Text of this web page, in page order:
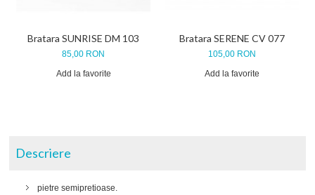
Bratara SUNRISE DM 103
85,00 RON
Add la favorite
Bratara SERENE CV 077
105,00 RON
Add la favorite
Descriere
pietre semipretioase.